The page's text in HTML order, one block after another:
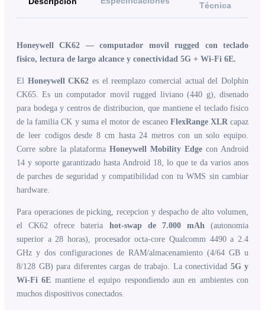
Técnica
Honeywell CK62 — computador movil rugged con teclado
fisico, lectura de largo alcance y conectividad 5G + Wi-Fi 6E.
El Honeywell CK62 es el reemplazo comercial actual del Dolphin
CK65. Es un computador movil rugged liviano (440 g), disenado
para bodega y centros de distribucion, que mantiene el teclado fisico
de la familia CK y suma el motor de escaneo FlexRange XLRcapaz
de leer codigos desde 8 cm hasta 24 metros con un solo equipo.
Corre sobre la plataforma Honeywell Mobility Edge con Android
14 y soporte garantizado hasta Android 18, lo que te da varios anos
de parches de seguridad y compatibilidad con tu WMS sin cambiar
hardware.
Para operaciones de picking, recepcion y despacho de alto volumen,
el CK62 ofrece bateria hot-swap de 7.000 mAh(autonomia
superior a 28 horas), procesador octa-core Qualcomm 4490 a 2.4
GHz y dos configuraciones de RAM/almacenamiento (4/64 GB u
8/128 GB) para diferentes cargas de trabajo. La conectividad 5G y
Wi-Fi 6E mantiene el equipo respondiendo aun en ambientes con
muchos dispositivos conectados.